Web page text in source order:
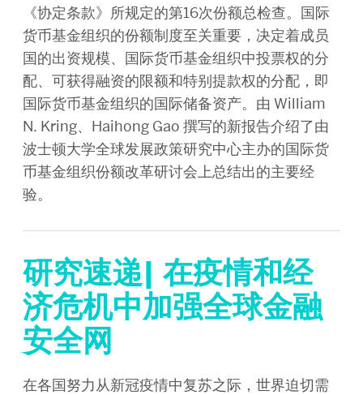
《协定条款》所规定的第16次份额总检查。国际
货币基金组织的份额制度至关重要，决定着成员
国的出资规模、国际货币基金组织中投票权的分
配、可获得融资的限额和特别提款权的分配，即
国际货币基金组织的国际储备资产。由 William
N. Kring、Haihong Gao 撰写的新报告介绍了由
波士顿大学全球发展政策研究中心主办的国际货
币基金组织份额改革研讨会上总结出的主要经
验。
研究速递| 在疫情和经
济危机中加强全球金融
安全网
在各国努力从新冠疫情中复苏之际，世界迫切需